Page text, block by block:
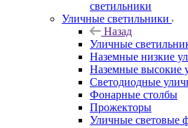
светильники
Уличные светильники
Назад
Уличные
Наземные низкие
Наземные высокие
Светодиодные
Фонарные столбы
Прожекторы
Уличные световые